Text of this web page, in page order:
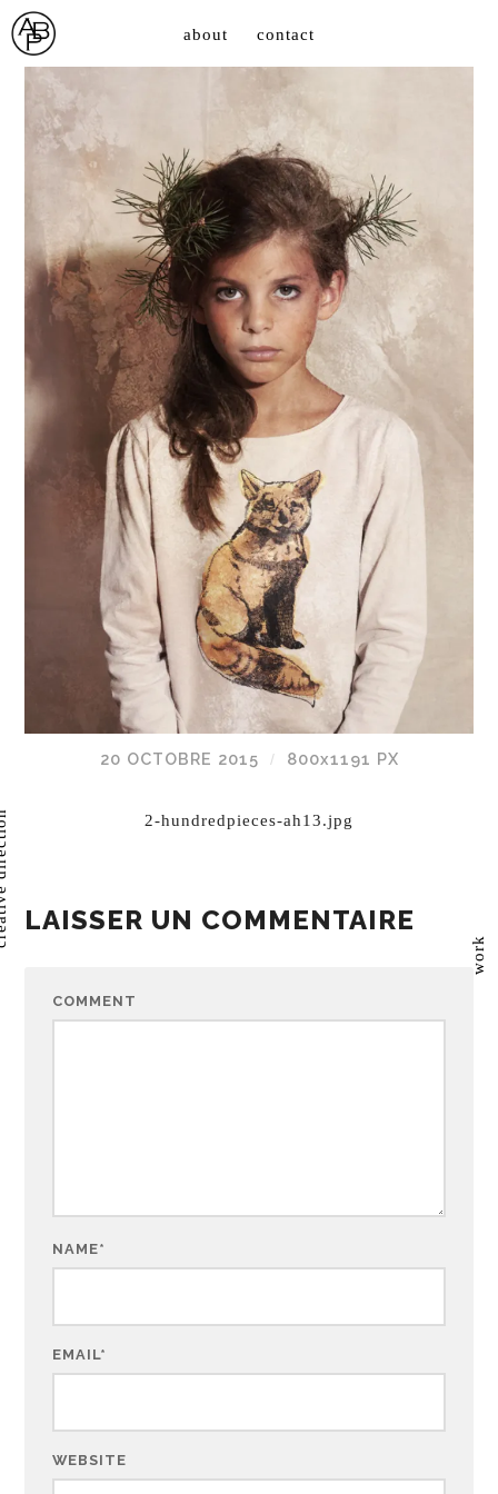
work
about contact
20 OCTOBRE 2015 / 800x1191 PX
2-hundredpieces-ah13.jpg
LAISSER UN COMMENTAIRE
COMMENT
NAME*
EMAIL*
WEBSITE